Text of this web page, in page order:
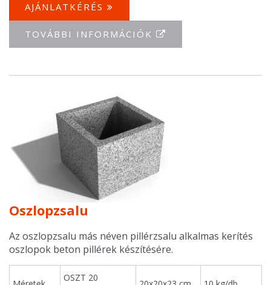
AJÁNLATKÉRÉS
TOVÁBBI INFORMÁCIÓK
Oszlopzsalu
Az oszlopzsalu más néven pillérzsalu alkalmas kerítés
oszlopok beton pillérek készítésére.
OSZT 20